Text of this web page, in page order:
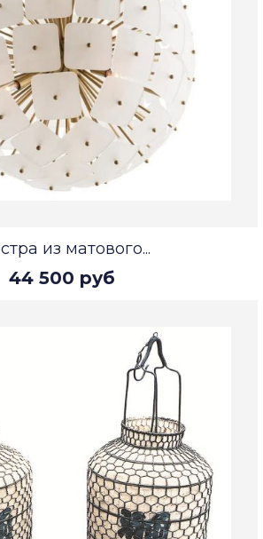
из матового...
44 500 руб